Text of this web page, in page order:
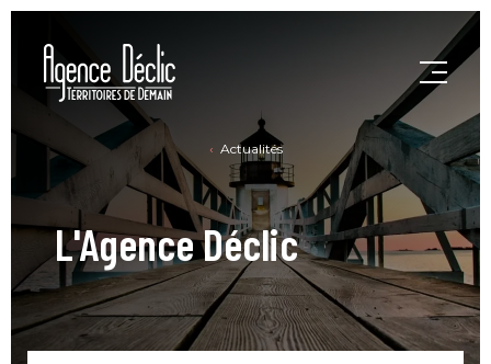
Actualités
L'Agence Déclic